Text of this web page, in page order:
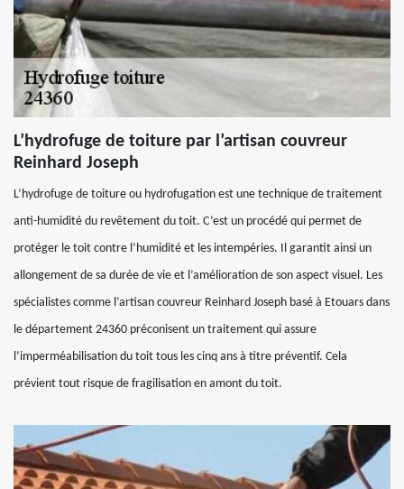
L’hydrofuge de toiture par l’artisan couvreur
Reinhard Joseph
L’hydrofuge de toiture ou hydrofugation est une technique de traitement
anti-humidité du revêtement du toit. C’est un procédé qui permet de
protéger le toit contre l’humidité et les intempéries. Il garantit ainsi un
allongement de sa durée de vie et l’amélioration de son aspect visuel. Les
spécialistes comme l’artisan couvreur Reinhard Joseph basé à Etouars dans
le département 24360 préconisent un traitement qui assure
l’imperméabilisation du toit tous les cinq ans à titre préventif. Cela
prévient tout risque de fragilisation en amont du toit.